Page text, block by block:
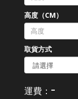
高度（CM）
取貨方式
運費： -